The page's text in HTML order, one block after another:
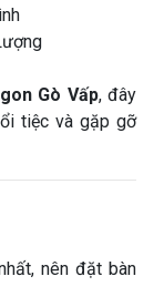
Gò Vấp, đây
tiệc và gặp gỡ
nên đặt bàn